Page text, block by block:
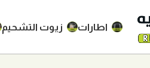
اطارات زيوت التشحيم